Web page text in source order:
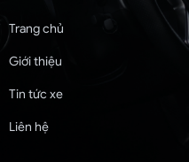
Trang chủ
Giới thiệu
Tin tức xe
Liên hệ